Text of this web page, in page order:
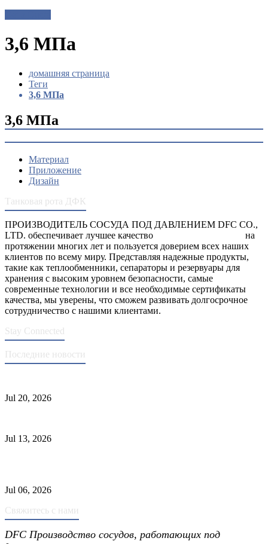
3,6 МПа
домашняя страница
Теги
3,6 МПа
3,6 МПа
Материал
Приложение
Дизайн
Танковая рота ДФК
ПРОИЗВОДИТЕЛЬ СОСУДА ПОД ДАВЛЕНИЕМ DFC CO.,
LTD. обеспечивает лучшее качество
на
протяжении многих лет и пользуется доверием всех наших
клиентов по всему миру. Представляя надежные продукты,
такие как теплообменники, сепараторы и резервуары для
хранения с высоким уровнем безопасности, самые
современные технологии и все необходимые сертификаты
качества, мы уверены, что сможем развивать долгосрочное
сотрудничество с нашими клиентами.
Stay Connected
Последние новости
Jul 20, 2026
Jul 13, 2026
Jul 06, 2026
Свяжитесь с нами
DFC Производство сосудов, работающих под